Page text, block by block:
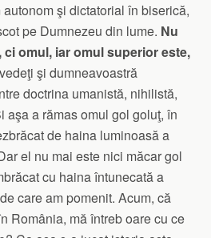
şi dictatorial în biserică,
pe Dumnezeu din lume. Nu
ci omul, iar omul superior este,
şi dumneavoastră
doctrina umanistă, nihilistă,
aşa a rămas omul gol goluţ, în
de haina luminoasă a
el nu mai este nici măcar gol
cu haina întunecată a
care am pomenit. Acum, că
România, mă întreb oare cu ce